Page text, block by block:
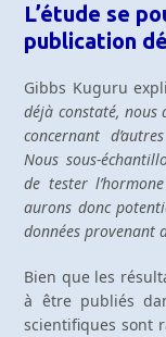
L’étude se
publication
Gibbs Kuguru
déjà constaté, nous
concernant
Nous sous-
de tester
aurons donc
données provenant
Bien que les
à être publiés
scientifiques sont